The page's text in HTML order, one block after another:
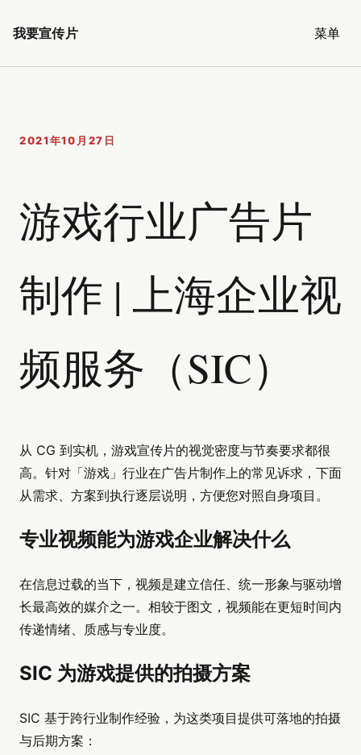
我要宣传片 菜单
2021年10月27日
游戏行业广告片
制作 | 上海企业视
频服务（SIC）
从 CG 到实机，游戏宣传片的视觉密度与节奏要求都很
高。针对「游戏」行业在广告片制作上的常见诉求，下面
从需求、方案到执行逐层说明，方便您对照自身项目。
专业视频能为游戏企业解决什么
在信息过载的当下，视频是建立信任、统一形象与驱动增
长最高效的媒介之一。相较于图文，视频能在更短时间内
传递情绪、质感与专业度。
SIC 为游戏提供的拍摄方案
SIC 基于跨行业制作经验，为这类项目提供可落地的拍摄
与后期方案：